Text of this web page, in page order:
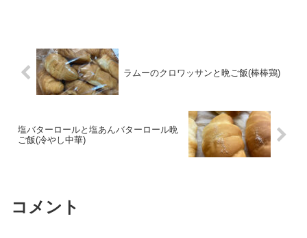
ラムーのクロワッサンと晩ご飯(棒棒鶏)
塩バターロールと塩あんバターロール晩
ご飯(冷やし中華)
コメント